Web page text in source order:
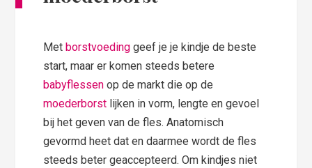
Met borstvoeding geef je je kindje de beste
start, maar er komen steeds betere
babyflessen op de markt die op de
moederborst lijken in vorm, lengte en gevoel
bij het geven van de fles. Anatomisch
gevormd heet dat en daarmee wordt de fles
steeds beter geaccepteerd. Om kindjes niet